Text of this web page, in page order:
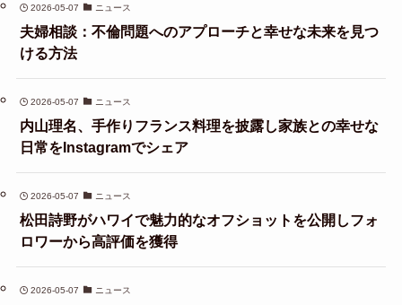
2026-05-07 ニュース
夫婦相談：不倫問題へのアプローチと幸せな未来を見つ
ける方法
2026-05-07 ニュース
内山理名、手作りフランス料理を披露し家族との幸せな
日常をInstagramでシェア
2026-05-07 ニュース
松田詩野がハワイで魅力的なオフショットを公開しフォ
ロワーから高評価を獲得
2026-05-07 ニュース